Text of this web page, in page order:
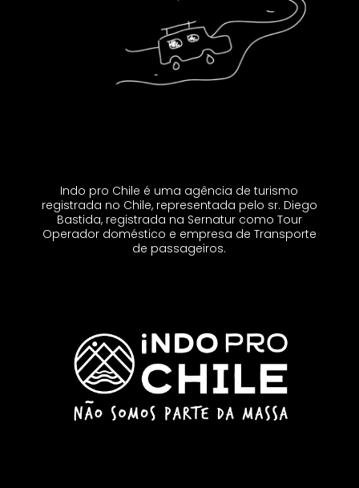
Indo pro Chile é uma agência de turismo
registrada no Chile, representada pelo sr. Diego
Bastida, registrada na Sernatur como Tour
Operador doméstico e empresa de Transporte
de passageiros.